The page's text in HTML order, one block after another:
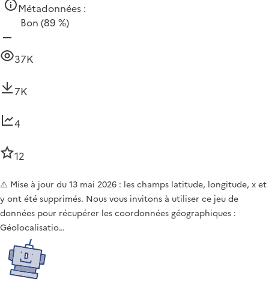
Métadonnées :
Bon (89 %)
37K
7K
4
12
⚠️ Mise à jour du 13 mai 2026 : les champs latitude, longitude, x et
y ont été supprimés. Nous vous invitons à utiliser ce jeu de
données pour récupérer les coordonnées géographiques :
Géolocalisatio…